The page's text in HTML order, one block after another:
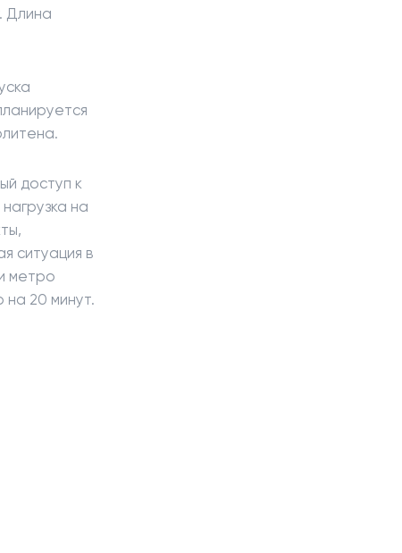
Длина
доступ к
на
ситуация в
метро
на 20 минут.